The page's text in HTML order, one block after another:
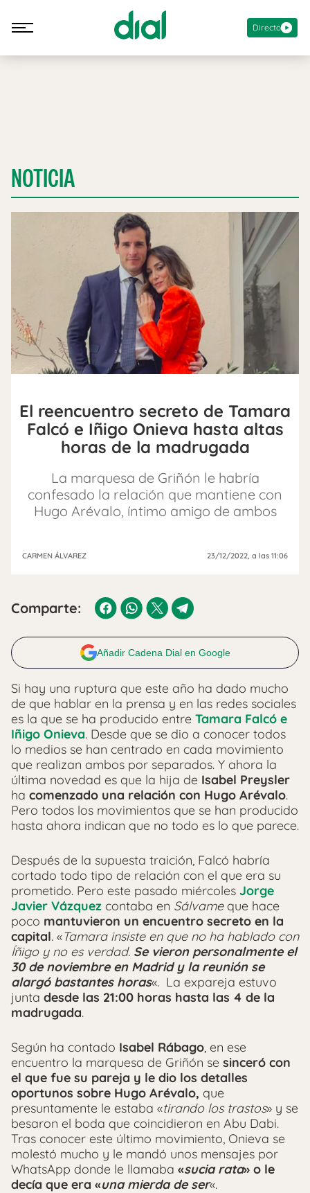
Directo
NOTICIA
El reencuentro secreto de Tamara
Falcó e Iñigo Onieva hasta altas
horas de la madrugada
La marquesa de Griñón le habría
confesado la relación que mantiene con
Hugo Arévalo, íntimo amigo de ambos
CARMEN ÁLVAREZ 23/12/2022, a las 11:06
Comparte:
Añadir Cadena Dial en Google
Si hay una ruptura que este año ha dado mucho
de que hablar en la prensa y en las redes sociales
es la que se ha producido entre Tamara Falcó e
Iñigo Onieva. Desde que se dio a conocer todos
lo medios se han centrado en cada movimiento
que realizan ambos por separados. Y ahora la
última novedad es que la hija de Isabel Preysler
ha comenzado una relación con Hugo Arévalo.
Pero todos los movimientos que se han producido
hasta ahora indican que no todo es lo que parece.
Después de la supuesta traición, Falcó habría
cortado todo tipo de relación con el que era su
prometido. Pero este pasado miércoles Jorge
Javier Vázquez contaba en Sálvameque hace
poco mantuvieron un encuentro secreto en la
capital. «Tamara insiste en que no ha hablado con
Íñigo y no es verdad. Se vieron personalmente el
30 de noviembre en Madrid y la reunión se
alargó bastantes horas«. La expareja estuvo
junta desde las 21:00 horas hasta las 4 de la
madrugada.
Según ha contado Isabel Rábago, en ese
encuentro la marquesa de Griñón se sinceró con
el que fue su pareja y le dio los detalles
oportunos sobre Hugo Arévalo, que
presuntamente le estaba «tirando los trastos» y se
besaron el boda que coincidieron en Abu Dabi.
Tras conocer este último movimiento, Onieva se
molestó mucho y le mandó unos mensajes por
WhatsApp donde le llamaba «sucia rata» o le
decía que era «una mierda de ser«.